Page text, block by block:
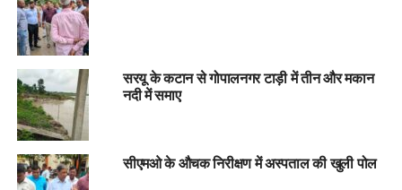
सरयू के कटान से गोपालनगर टाड़ी में तीन और मकान
नदी में समाए
सीएमओ के औचक निरीक्षण में अस्पताल की खुली पोल